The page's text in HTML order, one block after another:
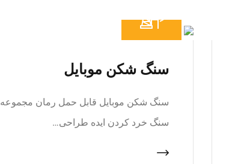
سنگ شکن موبایل
سنگ شکن موبایل قابل حمل رمان مجموعه
سنگ خرد کردن ایده طراحی…